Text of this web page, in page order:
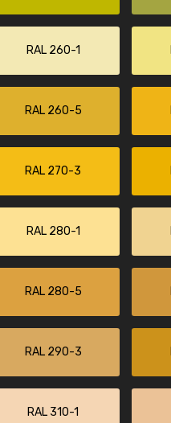
RAL 260-1
RAL 260-5
RAL 270-3
RAL 280-1
RAL 280-5
RAL 290-3
RAL 310-1